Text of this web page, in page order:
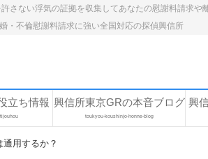
ない浮気の証拠を収集してあなたの慰謝料請求
・不倫慰謝料請求に強い全国対応の探偵興信所
立ち情報 興信所東京GRの本音ブログ
toukyou-koushinjo-honne-blog
興
用するか？